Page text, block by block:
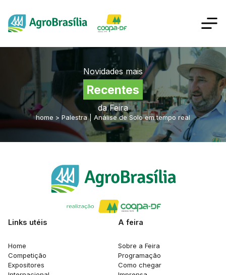
Novidades mais
Recentes
da Feira
home > Palestra | Análise de Solo em tempo real
Links utéis
Home
Competição
Expositores
A feira
Sobre a Feira
Programação
Como chegar